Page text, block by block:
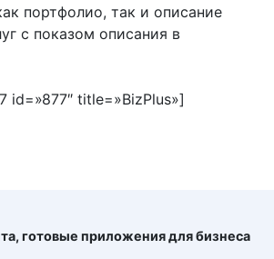
портфолио, так и описание
с показом описания в
id=»877″ title=»BizPlus»]
готовые приложения для бизнеса